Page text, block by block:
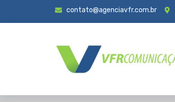
contato@agenciavfr.com.br